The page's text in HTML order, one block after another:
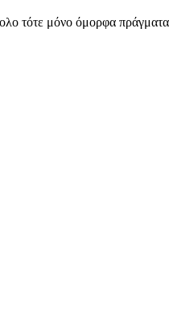
τότε μόνο όμορφα